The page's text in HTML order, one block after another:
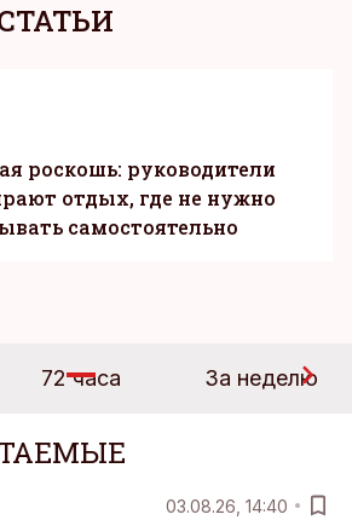
роскошь: руководители
отдых, где не нужно
самостоятельно
72 часа За неделю
03.08.26, 14:40